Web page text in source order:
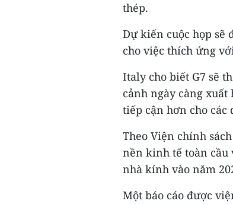
thép.
Dự kiến cuộc họp sẽ
cho việc thích ứng
Italy cho biết G7 sẽ
cảnh ngày càng
tiếp cận hơn cho các
Theo Viện chính
nền kinh tế toàn cầu
nhà kính vào năm
Một báo cáo được